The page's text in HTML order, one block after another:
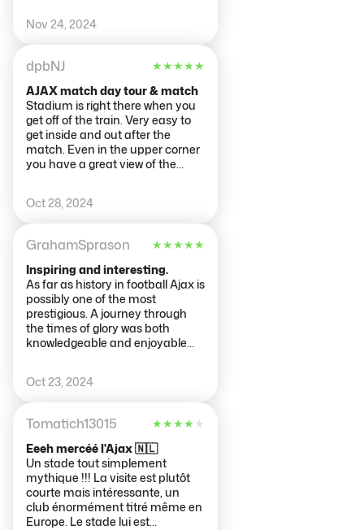
football fan it would have really
helped my experience to have
this.
Nov 24, 2024
dpbNJ ★★★★★
AJAX match day tour & match
Stadium is right there when you
get off of the train. Very easy to
get inside and out after the
match. Even in the upper corner
you have a great view of the
well put together and enjoyable.
Oct 28, 2024
GrahamSprason ★★★★★
Inspiring and interesting.
As far as history in football Ajax is
possibly one of the most
prestigious. A journey through
the times of glory was both
knowledgeable and enjoyable
was humorous and insightful
and it was very enjoyable.
Oct 23, 2024
Tomatich13015 ★★★★ ★
Eeeh mercéé l'Ajax 🇳🇱
Un stade tout simplement
mythique !!! La visite est plutôt
courte mais intéressante, un
club énormément titré même en
Europe. Le stade lui est